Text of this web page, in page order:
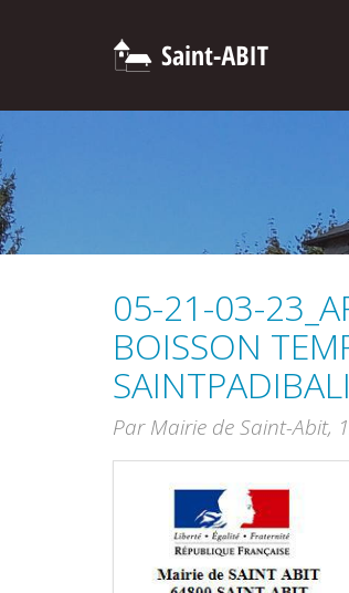
05-21-03-
BOISSON
SAINTPADIBALI
Par Mairie de Saint-Abit,